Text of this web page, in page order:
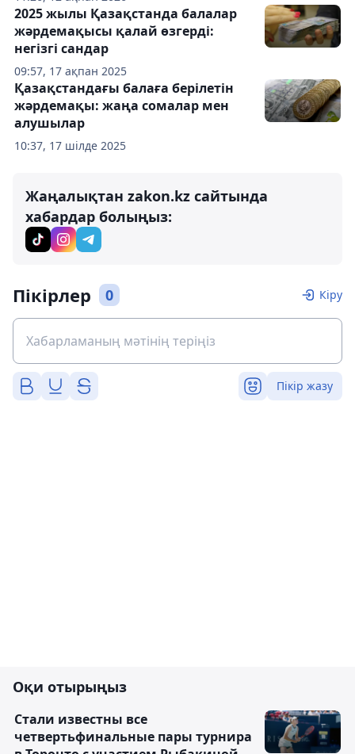
09:57, 17 ақпан 2025
2025 жылы Қазақстанда балалар
жәрдемақысы қалай өзгерді:
негізгі сандар
10:37, 17 шілде 2025
Қазақстандағы балаға берілетін
жәрдемақы: жаңа сомалар мен
алушылар
Жаңалықтан zakon.kz сайтында
хабардар болыңыз:
Пікірлер 0 Кіру
Пікір жазу
Оқи отырыңыз
Стали известны все
четвертьфинальные пары турнира